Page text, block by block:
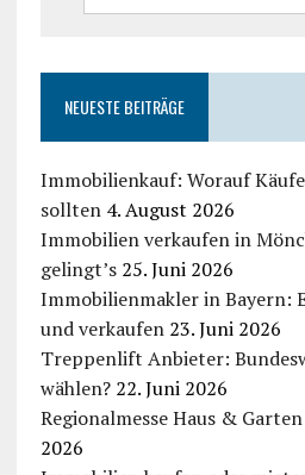
NEUESTE BEITRÄGE
Immobilienkauf: Worauf
sollten 4. August 2026
Immobilien verkaufen in
gelingt’s 25. Juni 2026
Immobilienmakler in Bayern:
und verkaufen 23. Juni 2026
Treppenlift Anbieter:
wählen? 22. Juni 2026
Regionalmesse Haus &
2026